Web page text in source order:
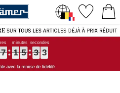
7
7
7
7 1
1
1
1 5
5
5
5 3
3
3
3 2
2
2
2